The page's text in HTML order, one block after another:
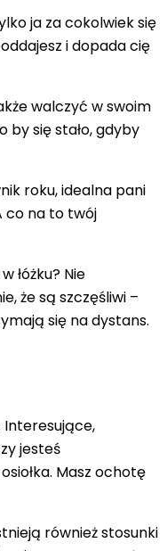
ja za cokolwiek się
i dopada cię
walczyć w swoim
się stało, gdyby
roku, idealna pani
co na to twój
łóżku? Nie
że są szczęśliwi –
się na dystans.
Interesujące,
jesteś
Masz ochotę
również stosunki